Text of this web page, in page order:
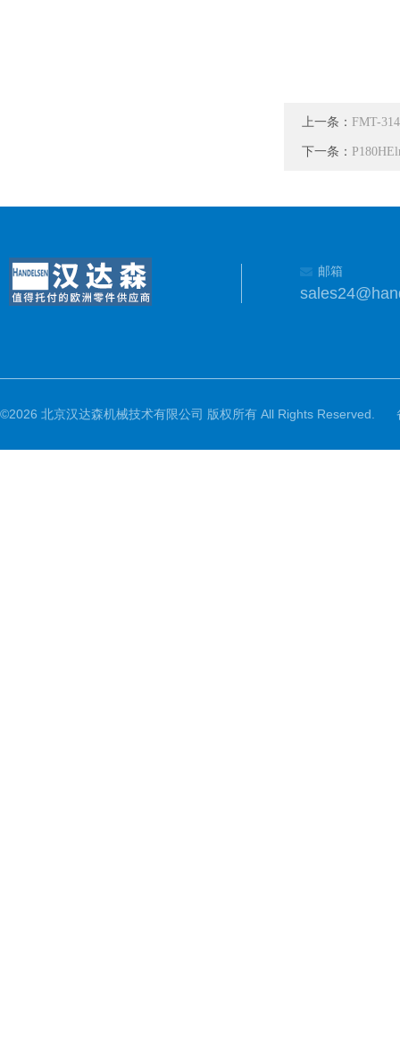
上一条： FMT-
下一条：
邮箱
©2026 北京汉达森机械技术有限公司 版权所有 All Rights Reserved.